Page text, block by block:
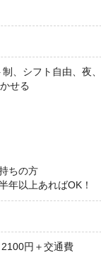
、シフト自由、夜
せる
ちの方
年以上あればOK！
円＋交通費